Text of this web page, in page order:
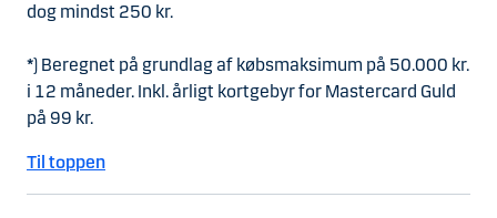
dog mindst 250 kr.
*) Beregnet på grundlag af købsmaksimum på 50.000 kr.
i 12 måneder. Inkl. årligt kortgebyr for Mastercard Guld
på 99 kr.
Til toppen